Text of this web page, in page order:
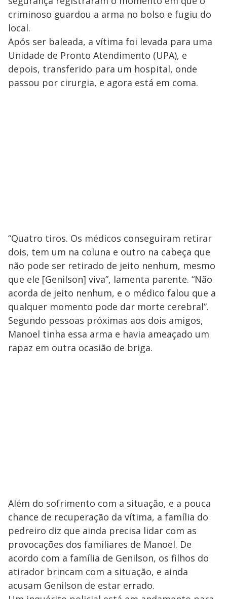
criminoso guardou a arma no bolso e fugiu do
local.
Após ser baleada, a vítima foi levada para uma
Unidade de Pronto Atendimento (UPA), e
depois, transferido para um hospital, onde
passou por cirurgia, e agora está em coma.
“Quatro tiros. Os médicos conseguiram retirar
dois, tem um na coluna e outro na cabeça que
não pode ser retirado de jeito nenhum, mesmo
que ele [Genilson] viva”, lamenta parente. “Não
acorda de jeito nenhum, e o médico falou que a
qualquer momento pode dar morte cerebral”.
Segundo pessoas próximas aos dois amigos,
Manoel tinha essa arma e havia ameaçado um
rapaz em outra ocasião de briga.
Além do sofrimento com a situação, e a pouca
chance de recuperação da vítima, a família do
pedreiro diz que ainda precisa lidar com as
provocações dos familiares de Manoel. De
acordo com a família de Genilson, os filhos do
atirador brincam com a situação, e ainda
acusam Genilson de estar errado.